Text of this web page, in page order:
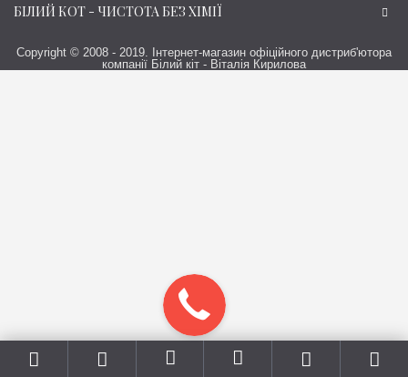
БІЛИЙ КОТ - ЧИСТОТА БЕЗ ХІМІЇ
Copyright © 2008 - 2019. Інтернет-магазин офіційного дистриб'ютора
компанії Білий кіт - Віталія Кирилова